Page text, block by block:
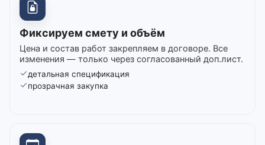
Фиксируем смету и объём
Цена и состав работ закрепляем в договоре. Все
изменения — только через согласованный доп.лист.
детальная спецификация
прозрачная закупка